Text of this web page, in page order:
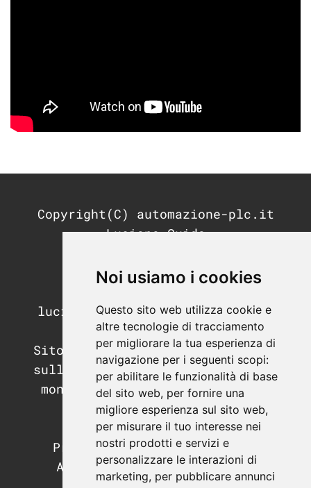
Noi usiamo i cookies
Questo sito web utilizza cookie e
altre tecnologie di tracciamento
per migliorare la tua esperienza di
navigazione per i seguenti scopi:
per abilitare le funzionalità di base
del sito web, per fornire una
migliore esperienza sul sito web,
per misurare il tuo interesse nei
nostri prodotti e servizi e
personalizzare le interazioni di
marketing, per pubblicare annunci
Copyright(C) automazione-plc.it
Luciano Guida
REA: MI-2791053
luciano.guida@postecertifica.it
Sito di informazione e didattica
sull'automazione industriale, il
mondo dei PLC e dei sistemi di
supervisione.
Programmazione PLC.
Programmazione SCADA e HMI.
Apparecchiature e hardware